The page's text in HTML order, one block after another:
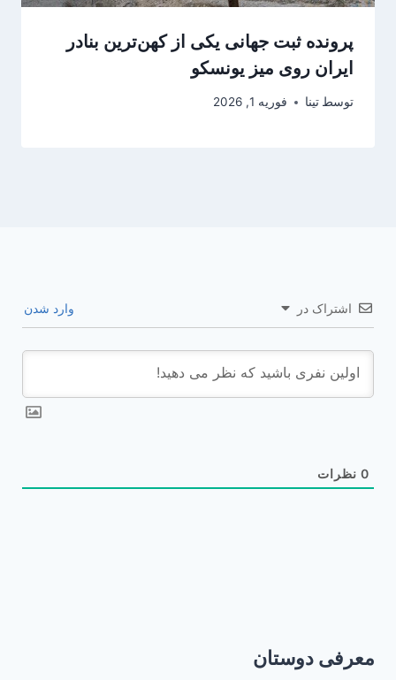
پرونده ثبت جهانی یکی از کهن‌ترین بنادر
ایران روی میز یونسکو
توسط تینا فوریه 1, 2026
اشتراک در وارد شدن
0 نظرات
معرفی دوستان